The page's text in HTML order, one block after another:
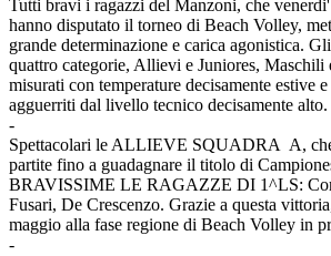
Tutti bravi i ragazzi del Manzoni, che
hanno disputato il torneo di Beach Volley,
grande determinazione e carica agonistica.
quattro categorie, Allievi e Juniores, Maschili
misurati con temperature decisamente estive
agguerriti dal livello tecnico decisamente alto.
-
Spettacolari le ALLIEVE SQUADRA A,
partite fino a guadagnare il titolo di
BRAVISSIME LE RAGAZZE DI 1^LS:
Fusari, De Crescenzo. Grazie a questa
maggio alla fase regione di Beach Volley in
-